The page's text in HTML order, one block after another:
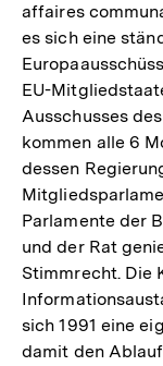
affaires
es sich eine
EU-
Ausschusses
kommen alle 6
dessen
Parlamente der
und der Rat
Stimmrecht. Die
sich 1991 eine
damit den